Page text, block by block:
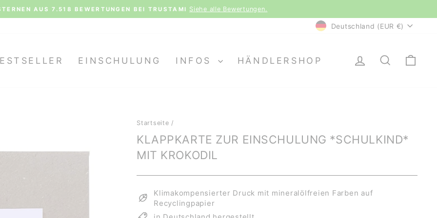
Pause
AUS 7.518 BEWERTUNGEN BEI TRUSTAMI Siehe alle Bewertungen.
WÄHRUNG
Deutschland (EUR €)
EINSCHULUNG INFOS HÄNDLERSHOP EINLOGGEN
SUCHE
Startseite /
KLAPPKARTE ZUR EINSCHULUNG *SCHULKIND*
MIT KROKODIL
Klimakompensierter Druck mit mineralölfreien Farben auf
Recyclingpapier